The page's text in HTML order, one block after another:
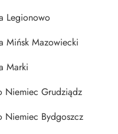
Legionowo
Mińsk Mazowiecki
Marki
Niemiec Grudziądz
Niemiec Bydgoszcz